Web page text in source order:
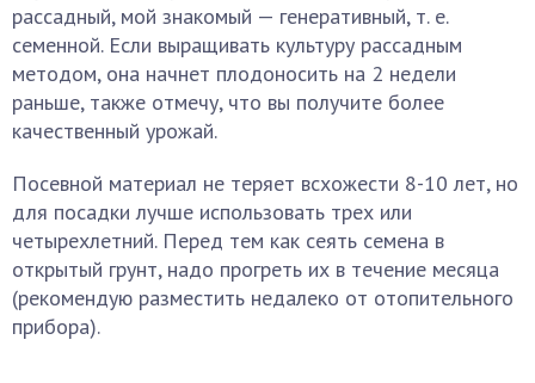
рассадный, мой знакомый — генеративный, т. е.
семенной. Если выращивать культуру рассадным
методом, она начнет плодоносить на 2 недели
раньше, также отмечу, что вы получите более
качественный урожай.
Посевной материал не теряет всхожести 8-10 лет, но
для посадки лучше использовать трех или
четырехлетний. Перед тем как сеять семена в
открытый грунт, надо прогреть их в течение месяца
(рекомендую разместить недалеко от отопительного
прибора).